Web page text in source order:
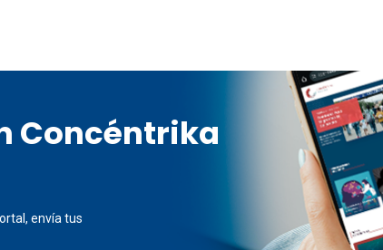
Concéntrika
envía tus